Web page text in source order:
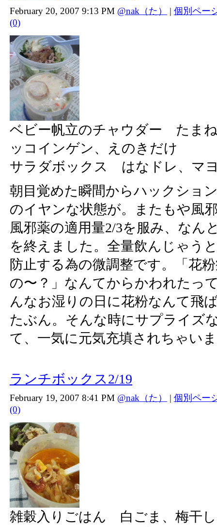
February 20, 2007 9:13 PM @nak（た） | 個別ペー
(0)
ベビー帆立のチャウダー たま
ッコインゲン、えのきだけ
サラダボックス はなドレ、マ
朝目覚めた瞬間からハックショ
のイヤンな状態が。またもや風
風邪薬の適用量2/3を服み、なん
を終えました。全量飲んじゃう
防止する為の微調整です。「花
の〜？」なんてからかわれたっ
んなお湿りの日に花粉なんて飛
たぶん。そんな時にサプライズ
て、一気に元気充填されちゃい
ランチボックス2/19
February 19, 2007 8:41 PM @nak（た） | 個別ペー
(0)
雑穀入りごはん 白ごま、梅干し